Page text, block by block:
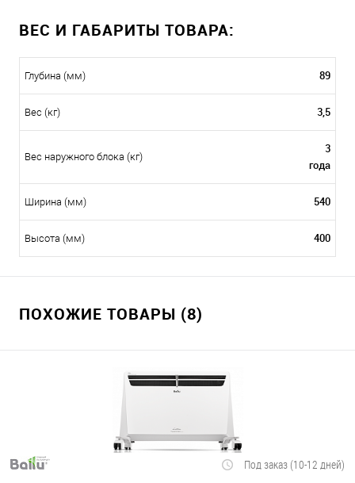
ВЕС И ГАБАРИТЫ ТОВАРА:
Глубина (мм) 89
Вес (кг) 3,5
Вес наружного блока (кг)
3
года
Ширина (мм) 540
Высота (мм) 400
ПОХОЖИЕ ТОВАРЫ (8)
Под заказ (10-12 дней)